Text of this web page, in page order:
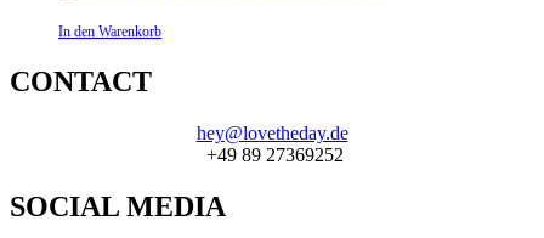
In den Warenkorb
CONTACT
hey@lovetheday.de
+49 89 27369252‬
SOCIAL MEDIA